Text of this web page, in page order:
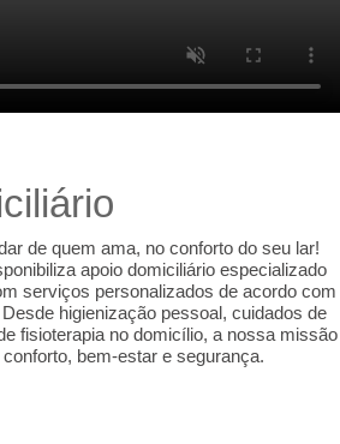
de quem ama, no conforto do seu lar!
apoio domiciliário especializado
serviços personalizados de acordo com
higienização pessoal, cuidados de
fisioterapia no domicílio, a nossa missão
bem-estar e segurança.